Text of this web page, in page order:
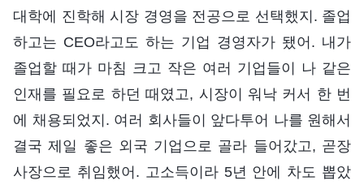
대학에 진학해 시장 경영을 전공으로 선택했지. 졸업
하고는 CEO라고도 하는 기업 경영자가 됐어. 내가
졸업할 때가 마침 크고 작은 여러 기업들이 나 같은
인재를 필요로 하던 때였고, 시장이 워낙 커서 한 번
에 채용되었지. 여러 회사들이 앞다투어 나를 원해서
결국 제일 좋은 외국 기업으로 골라 들어갔고, 곧장
사장으로 취임했어. 고소득이라 5년 안에 차도 뽑았